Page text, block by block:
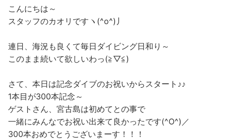
こんにちは～
スタッフのカオリですヽ(^o^)丿
連日、海況も良くて毎日ダイビング日和り～
このまま続いて欲しいわっ(≧▽≦)
さて、本日は記念ダイブのお祝いからスタート♪♪
1本目が300本記念～
ゲストさん、宮古島は初めてとの事で
一緒にみんなでお祝い出来て良かったです(^O^)／
300本おめでとうございまーす！！！